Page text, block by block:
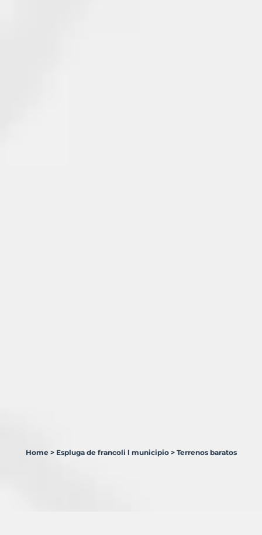
Home > Espluga de francoli l municipio > Terrenos baratos